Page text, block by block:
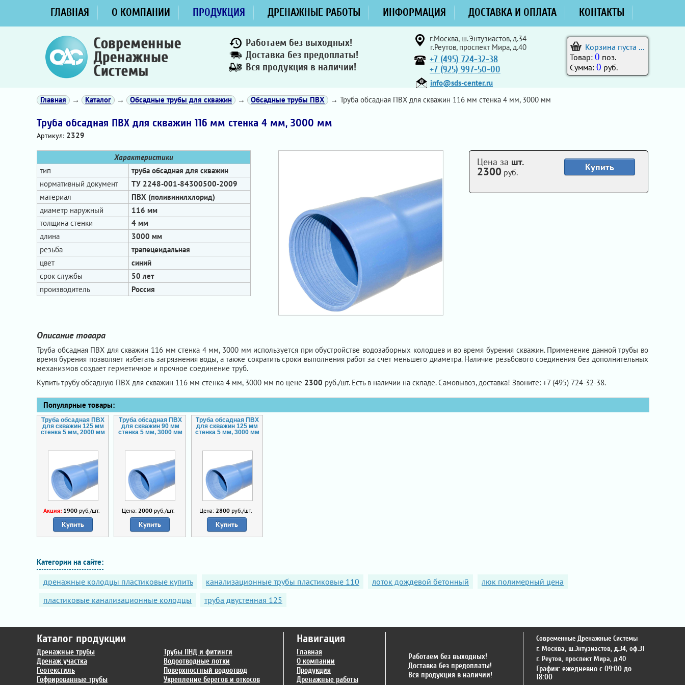
ГЛАВНАЯ О КОМПАНИИ ПРОДУКЦИЯ ДРЕНАЖНЫЕ РАБОТЫ ИНФОРМАЦИЯ ДОСТАВКА И ОПЛАТА КОНТАКТЫ
Работаем без выходных!
Доставка без предоплаты!
Вся продукция в наличии!
г.Москва, ш.Энтузиастов, д.34
г.Реутов, проспект Мира, д.40
+7 (495) 724-32-38
+7 (925) 997-50-00
info@sds-center.ru
Корзина пуста ...
Товар: 0 поз.
Сумма: 0 руб.
Главная → Каталог → Обсадные трубы для скважин → Обсадные трубы ПВХ → Труба обсадная ПВХ для скважин 116 мм стенка 4 мм, 3000 мм
Труба обсадная ПВХ для скважин 116 мм стенка 4 мм, 3000 мм
Артикул: 2329
Характеристики
тип
труба обсадная для скважин
нормативный документ
ТУ 2248-001-84300500-2009
материал
ПВХ (поливинилхлорид)
диаметр наружный
116 мм
толщина стенки
4 мм
длина
3000 мм
резьба
трапецеидальная
цвет
синий
срок службы
50 лет
производитель
Россия
Купить
Цена за шт.
2300 руб.
Описание товара
Труба обсадная ПВХ для скважин 116 мм стенка 4 мм, 3000 мм используется при обустройстве водозаборных колодцев и во время бурения скважин. Применение данной трубы во
время бурения позволяет избегать загрязнения воды, а также сократить сроки выполнения работ за счет меньшего диаметра. Наличие резьбового соединения без дополнительных
механизмов создает герметичное и прочное соединение труб.
Купить трубу обсадную ПВХ для скважин 116 мм стенка 4 мм, 3000 мм по цене 2300 руб./шт. Есть в наличии на складе. Самовывоз, доставка! Звоните: +7 (495) 724-32-38.
Популярные товары:
Труба обсадная ПВХ
для скважин 125 мм
стенка 5 мм, 2000 мм
Акция: 1900руб./шт.
Купить
Труба обсадная ПВХ
для скважин 90 мм
стенка 5 мм, 3000 мм
Цена:2000 руб./шт.
Купить
Труба обсадная ПВХ
для скважин 125 мм
стенка 5 мм, 3000 мм
Цена: 2800руб./шт.
Купить
Категории на сайте:
дренажные колодцы пластиковые купить канализационные трубы пластиковые 110 лоток дождевой бетонный
люк полимерный цена
пластиковые канализационные колодцы
труба двустенная 125
Каталог продукции
Дренажные трубы
Дренаж участка
Геотекстиль
Гофрированные трубы
Трубы ПНД и фитинги
Водоотводные лотки
Поверхностный водоотвод
Укрепление берегов и откосов
Навигация
Главная
О компании
Продукция
Дренажные работы
Работаем без выходных!
Доставка без предоплаты!
Вся продукция в наличии!
Современные Дренажные Системы
г. Москва, ш.Энтузиастов, д.34, оф.31
г. Реутов, проспект Мира, д.40
График: ежедневно с 09:00 до
18:00